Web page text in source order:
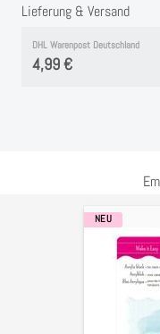
Lieferung & Versand
DHL Warenpost Deutschland
4,99 €
Acrylblock
Clear
NEU